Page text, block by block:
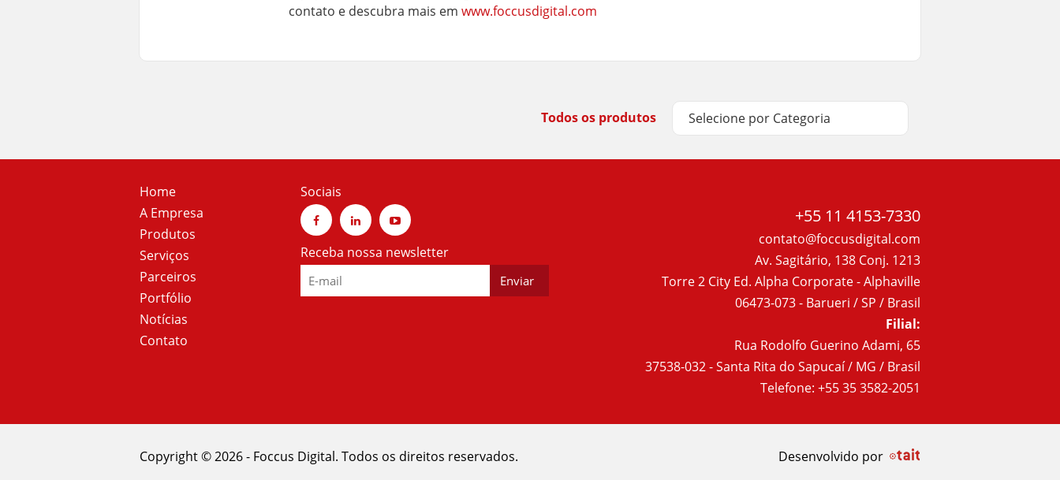
contato e descubra mais em www.foccusdigital.com
Todos os produtos Selecione por Categoria
Home
A Empresa
Produtos
Serviços
Parceiros
Portfólio
Notícias
Contato
Sociais
Receba nossa newsletter
+55 11 4153-7330
contato@foccusdigital.com
Av. Sagitário, 138 Conj. 1213
Torre 2 City Ed. Alpha Corporate - Alphaville
06473-073 - Barueri / SP / Brasil
Filial:
Rua Rodolfo Guerino Adami, 65
37538-032 - Santa Rita do Sapucaí / MG / Brasil
Telefone: +55 35 3582-2051
Copyright © 2026 - Foccus Digital. Todos os direitos reservados. Desenvolvido por